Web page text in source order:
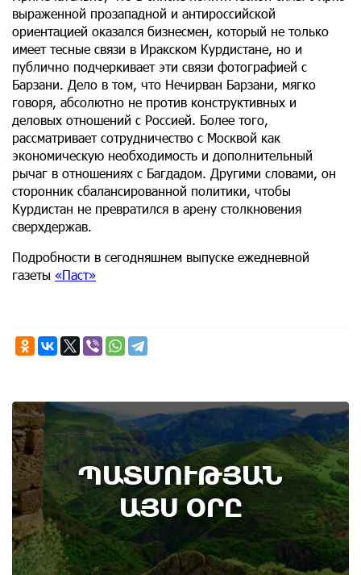
выраженной прозападной и антироссийской
ориентацией оказался бизнесмен, который не только
имеет тесные связи в Иракском Курдистане, но и
публично подчеркивает эти связи фотографией с
Барзани. Дело в том, что Нечирван Барзани, мягко
говоря, абсолютно не против конструктивных и
деловых отношений с Россией. Более того,
рассматривает сотрудничество с Москвой как
экономическую необходимость и дополнительный
рычаг в отношениях с Багдадом. Другими словами, он
сторонник сбалансированной политики, чтобы
Курдистан не превратился в арену столкновения
сверхдержав.
Подробности в сегодняшнем выпуске ежедневной
газеты «Паст»
ՊԱՏՄՈՒԹՅԱՆ
ԱՅՍ ՕՐԸ
8th of August
Административный суд удовлетворил иск ААЦ
по делу монастыря Ованаванк